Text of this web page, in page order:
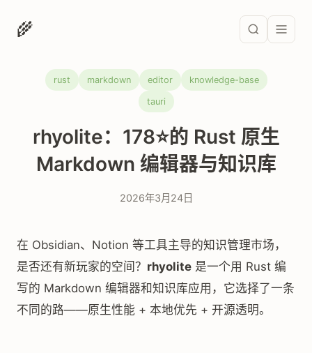
🌾
rust markdown editor knowledge-base
tauri
rhyolite：178⭐的 Rust 原生
Markdown 编辑器与知识库
2026年3月24日
在 Obsidian、Notion 等工具主导的知识管理市场，
是否还有新玩家的空间？ rhyolite 是一个用 Rust 编
写的 Markdown 编辑器和知识库应用，它选择了一条
不同的路——原生性能 + 本地优先 + 开源透明。